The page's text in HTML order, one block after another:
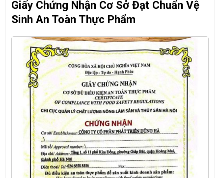
Giấy Chứng Nhận Cơ Sở Đạt Chuẩn Vệ
Sinh An Toàn Thực Phẩm